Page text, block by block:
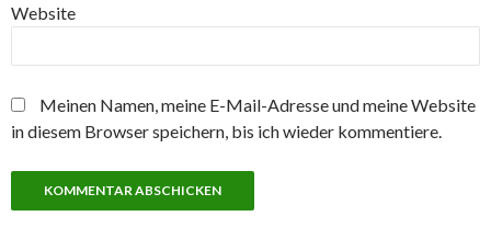
Website
Meinen Namen, meine E-Mail-Adresse und meine Website
in diesem Browser speichern, bis ich wieder kommentiere.